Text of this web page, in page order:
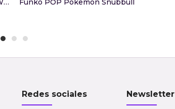
Funko POP Monsters Inc 20th Mike With Mitts Funko POP Pokemon Snubbull
Redes sociales Newsletter